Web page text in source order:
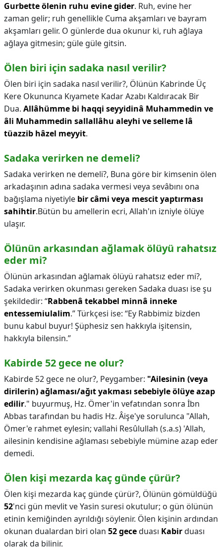
Gurbette ölenin ruhu evine gider. Ruh, evine her
zaman gelir; ruh genellikle Cuma akşamları ve bayram
akşamları gelir. O günlerde dua okunur ki, ruh ağlaya
ağlaya gitmesin; güle güle gitsin.
Ölen biri için sadaka nasıl verilir?
Ölen biri için sadaka nasıl verilir?, Ölünün Kabrinde Üç
Kere Okununca Kıyamete Kadar Azabı Kaldıracak Bir
Dua. Allâhümme bi haqqi seyyidinâ Muhammedin ve
âli Muhammedin sallallâhu aleyhi ve selleme lâ
tüazzib hâzel meyyit.
Sadaka verirken ne demeli?
Sadaka verirken ne demeli?, Buna göre bir kimsenin ölen
arkadaşının adına sadaka vermesi veya sevâbını ona
bağışlama niyetiyle bir câmi veya mescit yaptırması
sahihtir.Bütün bu amellerin ecri, Allah'ın izniyle ölüye
ulaşır.
Ölünün arkasından ağlamak ölüyü rahatsız
eder mi?
Ölünün arkasından ağlamak ölüyü rahatsız eder mi?,
Sadaka verirken okunması gereken Sadaka duası ise şu
şekildedir: “Rabbenâ tekabbel minnâ inneke
entessemiulalim.” Türkçesi ise: “Ey Rabbimiz bizden
bunu kabul buyur! Şüphesiz sen hakkıyla işitensin,
hakkıyla bilensin.”
Kabirde 52 gece ne olur?
Kabirde 52 gece ne olur?, Peygamber: "Ailesinin (veya
dirilerin) ağlaması/ağıt yakması sebebiyle ölüye azap
edilir." buyurmuş, Hz. Ömer'in vefatından sonra İbn
Abbas tarafından bu hadis Hz. Âişe'ye sorulunca "Allah,
Ömer'e rahmet eylesin; vallahi Resûlullah (s.a.s) 'Allah,
ailesinin kendisine ağlaması sebebiyle mümine azap eder
demedi.
Ölen kişi mezarda kaç günde çürür?
Ölen kişi mezarda kaç günde çürür?, Ölünün gömüldüğü
52'nci gün mevlit ve Yasin suresi okutulur; o gün ölünün
etinin kemiğinden ayrıldığı söylenir. Ölen kişinin ardından
okunan dualardan biri olan 52 geceduası Kabirduası
olarak da bilinir.